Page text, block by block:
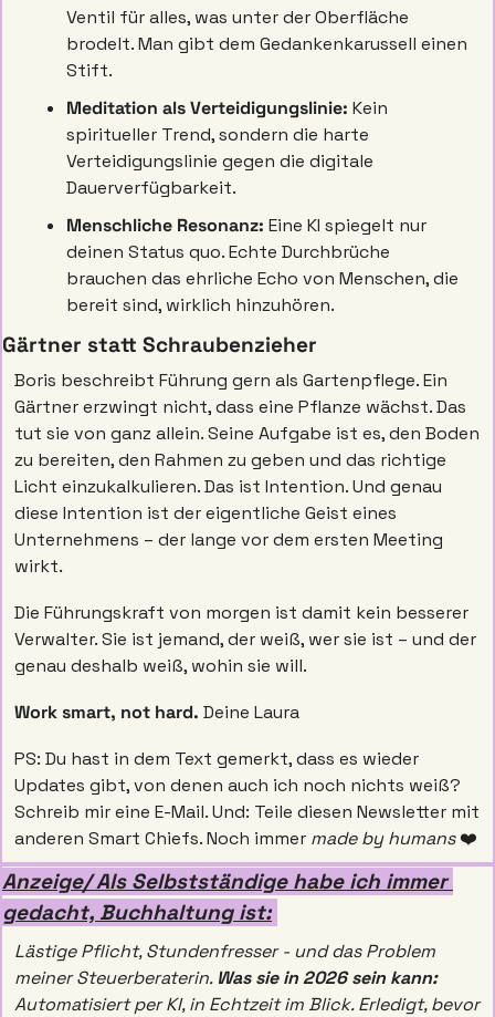
Ventil für alles, was unter der Oberfläche
brodelt. Man gibt dem Gedankenkarussell einen
Stift.
Meditation als Verteidigungslinie: Kein
spiritueller Trend, sondern die harte
Verteidigungslinie gegen die digitale
Dauerverfügbarkeit.
Menschliche Resonanz: Eine KI spiegelt nur
deinen Status quo. Echte Durchbrüche
brauchen das ehrliche Echo von Menschen, die
bereit sind, wirklich hinzuhören.
Gärtner statt Schraubenzieher
Boris beschreibt Führung gern als Gartenpflege. Ein
Gärtner erzwingt nicht, dass eine Pflanze wächst. Das
tut sie von ganz allein. Seine Aufgabe ist es, den Boden
zu bereiten, den Rahmen zu geben und das richtige
Licht einzukalkulieren. Das ist Intention. Und genau
diese Intention ist der eigentliche Geist eines
Unternehmens – der lange vor dem ersten Meeting
wirkt.
Die Führungskraft von morgen ist damit kein besserer
Verwalter. Sie ist jemand, der weiß, wer sie ist – und der
genau deshalb weiß, wohin sie will.
Work smart, not hard. Deine Laura
PS: Du hast in dem Text gemerkt, dass es wieder
Updates gibt, von denen auch ich noch nichts weiß?
Schreib mir eine E-Mail. Und: Teile diesen Newsletter mit
anderen Smart Chiefs. Noch immer made by humans ❤️
Anzeige/ Als Selbstständige habe ich immer
gedacht, Buchhaltung ist:
Lästige Pflicht, Stundenfresser - und das Problem
meiner Steuerberaterin.
Was sie in 2026 sein kann:
Automatisiert per KI, in Echtzeit im Blick. Erledigt, bevor